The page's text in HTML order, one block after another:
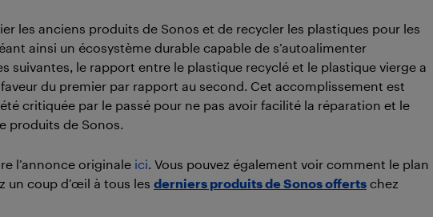
les anciens produits de Sonos et de recycler les plastiques pour les
ainsi un écosystème durable capable de s’autoalimenter
suivantes, le rapport entre le plastique recyclé et le plastique vierge a
du premier par rapport au second. Cet accomplissement est
critiquée par le passé pour ne pas avoir facilité la réparation et le
produits de Sonos.
l’annonce originale ici . Vous pouvez également voir comment le plan
un coup d’œil à tous les derniers produits de Sonos offerts chez